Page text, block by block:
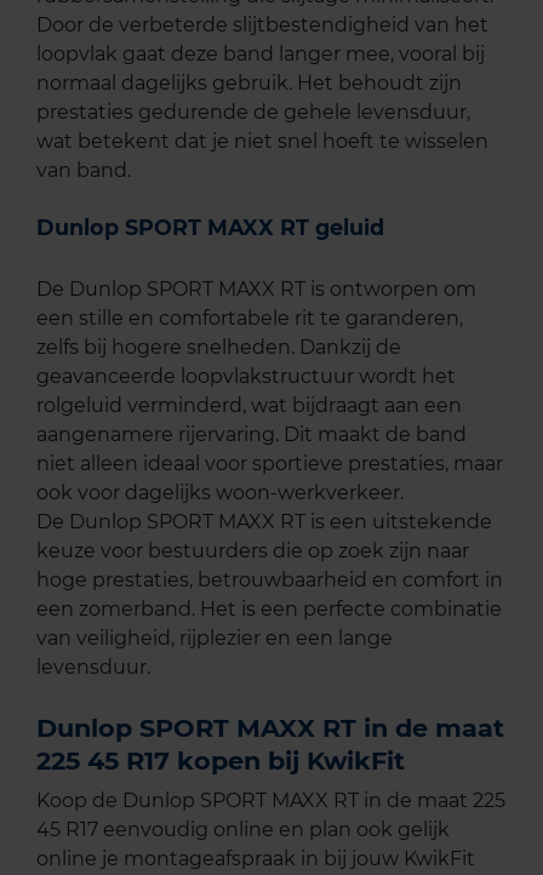
Door de verbeterde slijtbestendigheid van het
loopvlak gaat deze band langer mee, vooral bij
normaal dagelijks gebruik. Het behoudt zijn
prestaties gedurende de gehele levensduur,
wat betekent dat je niet snel hoeft te wisselen
van band.
Dunlop SPORT MAXX RT geluid
De Dunlop SPORT MAXX RT is ontworpen om
een stille en comfortabele rit te garanderen,
zelfs bij hogere snelheden. Dankzij de
geavanceerde loopvlakstructuur wordt het
rolgeluid verminderd, wat bijdraagt aan een
aangenamere rijervaring. Dit maakt de band
niet alleen ideaal voor sportieve prestaties, maar
ook voor dagelijks woon-werkverkeer.
De Dunlop SPORT MAXX RT is een uitstekende
keuze voor bestuurders die op zoek zijn naar
hoge prestaties, betrouwbaarheid en comfort in
een zomerband. Het is een perfecte combinatie
van veiligheid, rijplezier en een lange
levensduur.
Dunlop SPORT MAXX RT in de maat
225 45 R17 kopen bij KwikFit
Koop de Dunlop SPORT MAXX RT in de maat 225
45 R17 eenvoudig online en plan ook gelijk
online je montageafspraak in bij jouw KwikFit